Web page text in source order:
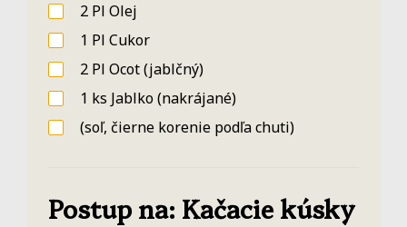
2 Pl Olej
1 Pl Cukor
2 Pl Ocot(jablčný)
1 ks Jablko(nakrájané)
(soľ, čierne korenie podľa chuti)
Postup na: Kačacie kúsky